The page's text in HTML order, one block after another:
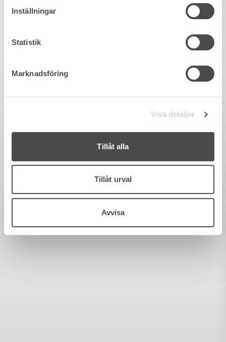
Inställningar
Statistik
Marknadsföring
Visa detaljer
Tillåt alla
Tillåt urval
Avvisa